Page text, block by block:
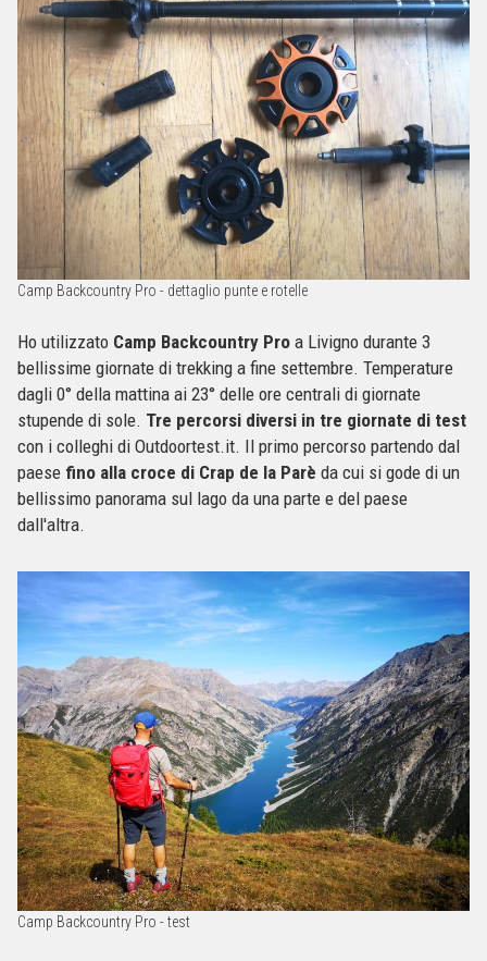
Camp Backcountry Pro - dettaglio punte e rotelle
Ho utilizzato Camp Backcountry Pro a Livigno durante 3
bellissime giornate di trekking a fine settembre. Temperature
dagli 0° della mattina ai 23° delle ore centrali di giornate
stupende di sole. Tre percorsi diversi in tre giornate di test
con i colleghi di Outdoortest.it. Il primo percorso partendo dal
paese fino alla croce di Crap de la Parè da cui si gode di un
bellissimo panorama sul lago da una parte e del paese
dall'altra.
Camp Backcountry Pro - test